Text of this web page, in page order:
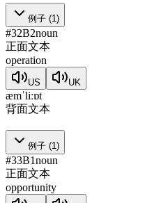
例子 (1)
#32B2noun
正面文本
operation
US UK
æmˈliːɒt
背面文本
例子 (1)
#33B1noun
正面文本
opportunity